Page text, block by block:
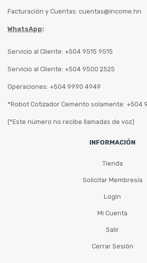
Facturación y Cuentas: cuentas@income.hn
WhatsApp:
Servicio al Cliente: +504 9515 9515
Servicio al Cliente: +504 9500 2525
Operaciones: +504 9990 4949
*Robot Cotizador Cemento solamente: +504
(*Este número no recibe llamadas de voz)
INFORMACIÓN
Tienda
Solicitar Membresía
Login
Mi Cuenta
Salir
Cerrar Sesión